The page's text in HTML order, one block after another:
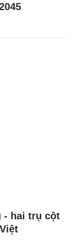
- hai trụ cột